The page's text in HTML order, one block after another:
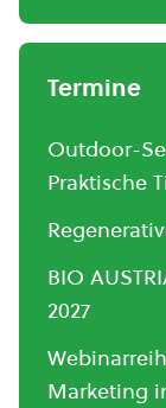
Termine
Outdoor-
Praktische
BIO
2027
Marketing